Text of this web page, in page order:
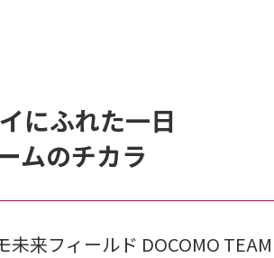
にふれた一日
ムのチカラ
来フィールド DOCOMO TEAM